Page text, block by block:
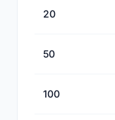
20
50
100